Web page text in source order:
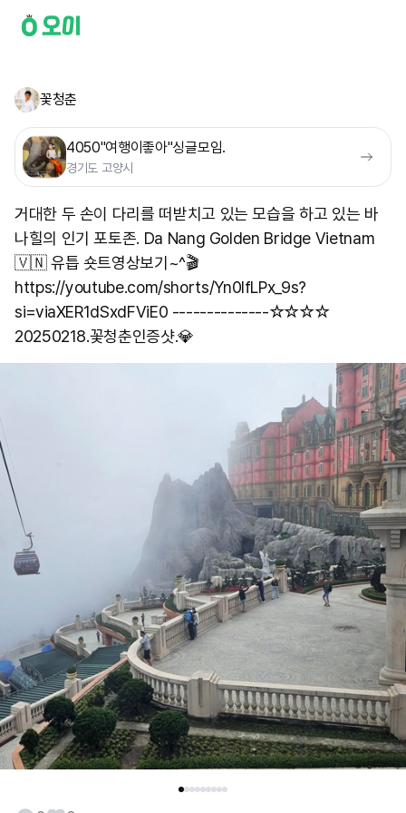
꽃청춘
4050"여행이좋아"싱글모임.
경기도 고양시
거대한 두 손이 다리를 떠받치고 있는 모습을 하고 있는 바
나힐의 인기 포토존. Da Nang Golden Bridge Vietnam
🇻🇳 유틉 숏트영상보기~^🎬
https://youtube.com/shorts/Yn0IfLPx_9s?
si=viaXER1dSxdFViE0 --------------☆☆☆☆
20250218.꽃청춘인증샷.💎